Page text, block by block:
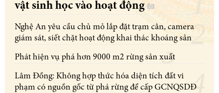
vật sinh học vào hoạt động
Nghệ An yêu cầu chủ mỏ lắp đặt trạm cân, camera
giám sát, siết chặt hoạt động khai thác khoáng sản
Phát hiện vụ phá hơn 9000 m2 rừng sản xuất
Lâm Đồng: Không hợp thức hóa diện tích đất vi
phạm có nguồn gốc từ phá rừng để cấp GCNQSDĐ